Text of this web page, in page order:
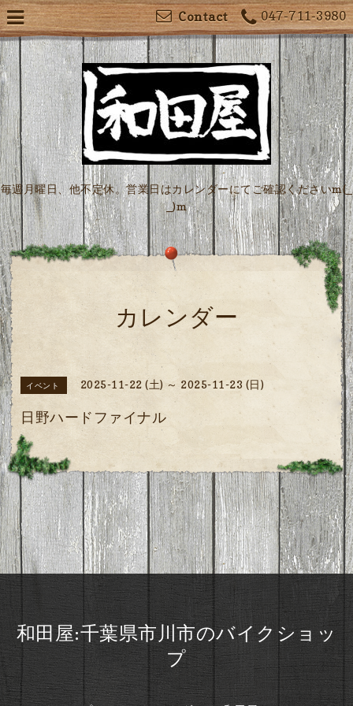
047-711-3980
Contact
毎週月曜日、他不定休。営業日はカレンダーにてご確認くださいm(_
_)m
カレンダー
イベント 2025-11-22 (土) ～ 2025-11-23 (日)
日野ハードファイナル
和田屋:千葉県市川市のバイクショッ
プ